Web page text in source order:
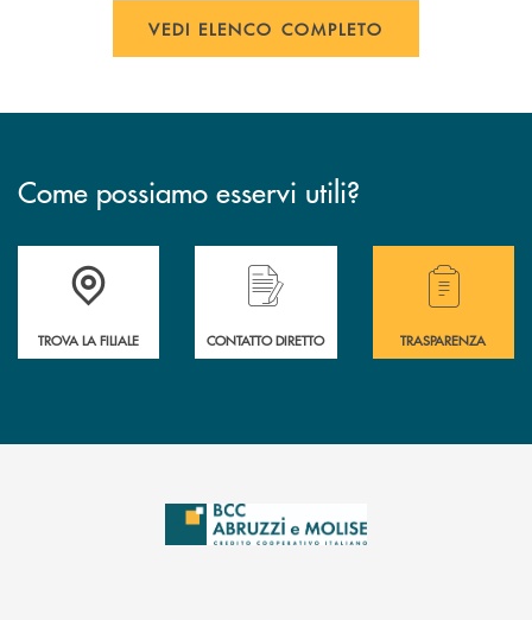
VEDI ELENCO COMPLETO
Come possiamo esservi utili?
Accedi all' elenco completo delle filiali .
TROVA LA FILIALE CONTATTO DIRETTO
Hai bisogno di
TRASPARENZA